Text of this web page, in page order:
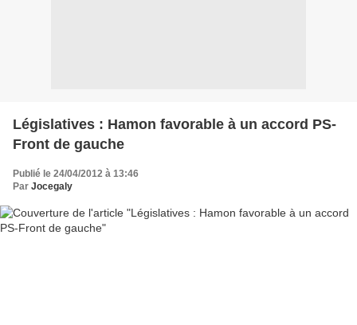
Législatives : Hamon favorable à un accord PS-
Front de gauche
Publié le 24/04/2012 à 13:46
Par Jocegaly